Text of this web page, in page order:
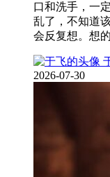
口和洗手，一
乱了，不知道
会反复想。想
2026-07-30